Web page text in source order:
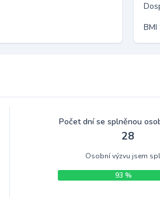
BMI
Počet dní se splněnou
28
Osobní výzvu jsem
93 %